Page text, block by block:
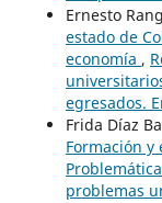
Ernesto
estado de
economía ,
egresados.
Frida Díaz
Formación y
problemas